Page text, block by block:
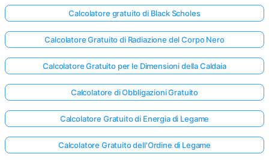
Calcolatore gratuito di Black Scholes
Calcolatore Gratuito di Radiazione del Corpo Nero
Calcolatore Gratuito per le Dimensioni della Caldaia
Calcolatore di Obbligazioni Gratuito
Calcolatore Gratuito di Energia di Legame
Calcolatore Gratuito dell'Ordine di Legame